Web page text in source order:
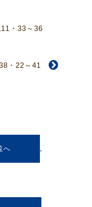
・33～36
・22～41
,